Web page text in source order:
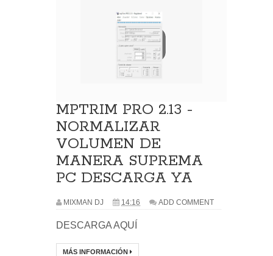
MPTRIM PRO 2.13 -
NORMALIZAR
VOLUMEN DE
MANERA SUPREMA
PC DESCARGA YA
MIXMAN DJ 14:16 ADD COMMENT
DESCARGA AQUÍ
MÁS INFORMACIÓN